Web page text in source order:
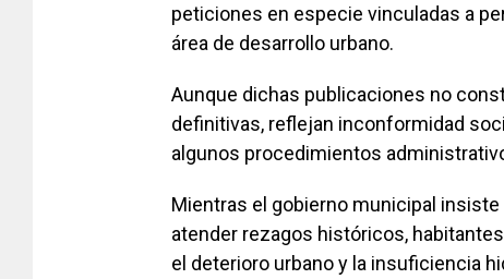
peticiones en especie vinculadas a
área de desarrollo urbano.
Aunque dichas publicaciones no
definitivas, reflejan inconformidad
algunos procedimientos
Mientras el gobierno municipal
atender rezagos históricos,
el deterioro urbano y la insuficiencia